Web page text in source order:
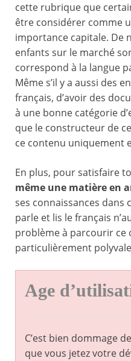
cette rubrique que
être considérer comme
importance capitale. De
enfants sur le marché
correspond à la langue
Même s’il y a aussi des
français, d’avoir des
à une bonne catégorie
que le constructeur de
ce contenu uniquement
En plus, pour satisfaire
même une matière en
ses connaissances dans
parle et lis le français
problème à parcourir ce
particulièrement
Age
C’est bien dommage
que vous jetez votre